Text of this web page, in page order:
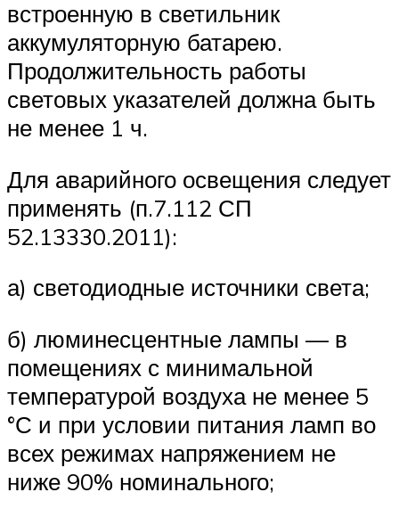
встроенную в светильник
аккумуляторную батарею.
Продолжительность работы
световых указателей должна быть
не менее 1 ч.
Для аварийного освещения следует
применять (п.7.112 СП
52.13330.2011):
а) светодиодные источники света;
б) люминесцентные лампы — в
помещениях с минимальной
температурой воздуха не менее 5
°С и при условии питания ламп во
всех режимах напряжением не
ниже 90% номинального;